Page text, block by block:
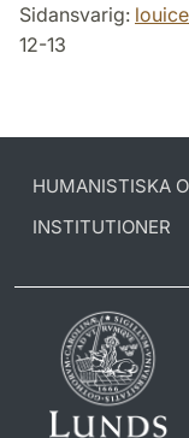
Sidansvarig:
12-13
HUMANISTISKA
INSTITUTIONER